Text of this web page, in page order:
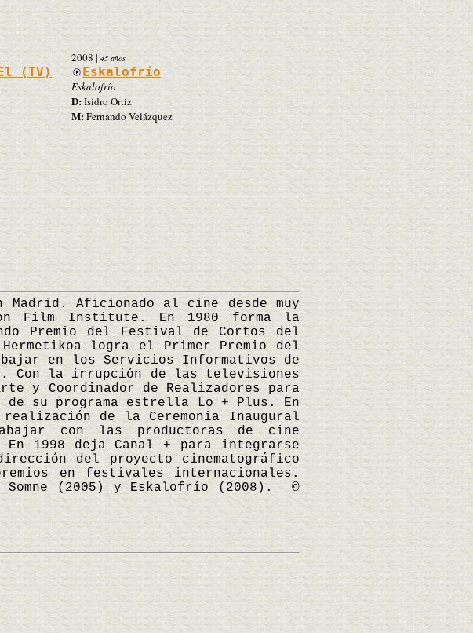
(TV)
2008 | 45 años
Eskalofrío
Eskalofrío
D:Isidro Ortiz
M:Fernando Velázquez
Aficionado al cine desde muy
Film Institute. En 1980 forma la
Premio del Festival de Cortos del
logra el Primer Premio del
en los Servicios Informativos de
Con la irrupción de las televisiones
y Coordinador de Realizadores para
su programa estrella Lo + Plus. En
de la Ceremonia Inaugural
con las productoras de cine
1998 deja Canal + para integrarse
del proyecto cinematográfico
en festivales internacionales.
Somne (2005) y Eskalofrío (2008). ©